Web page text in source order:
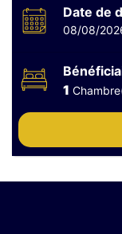
Date de
08/08/
1